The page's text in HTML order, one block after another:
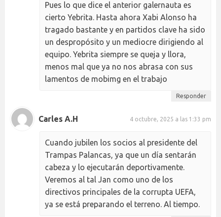
Pues lo que dice el anterior galernauta es
cierto Yebrita. Hasta ahora Xabi Alonso ha
tragado bastante y en partidos clave ha sido
un despropósito y un mediocre dirigiendo al
equipo. Yebrita siempre se queja y llora,
menos mal que ya no nos abrasa con sus
lamentos de mobimg en el trabajo
Responder
Carles A.H 4 octubre, 2025 a las 1:33 pm
Cuando jubilen los socios al presidente del
Trampas Palancas, ya que un día sentarán
cabeza y lo ejecutarán deportivamente.
Veremos al tal Jan como uno de los
directivos principales de la corrupta UEFA,
ya se está preparando el terreno. Al tiempo.